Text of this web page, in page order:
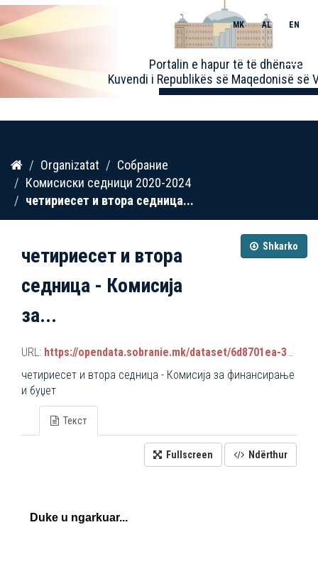
Kalo
përmbajtja
Portalin e hapur të të dhënave
Kuvendi i Republikës së Maqedonisë së
MK AL EN
Toggle
Organizatat
Собрание
Комисиски седници 2020-2024
четириесет и втора седница...
Shkarko
четириесет и втора
седница - Комисија
за...
URL: https://opendata.sobranie.mk/dataset/6d8701ea-3a42-465d-8f88-639bc6dc1a8e/resource/5cd910ca-4383-44d9-8302-a3c46d2cb345/download/komisiski_sednici.json
четириесет и втора седница - Комисија за финансирање
и буџет
Текст
Fullscreen Ndërthur